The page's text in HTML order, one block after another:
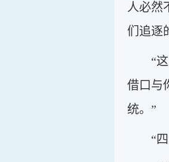
人必然
们追逐
“
借口与
统。”
“